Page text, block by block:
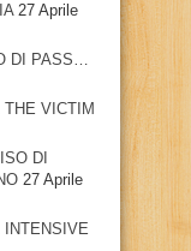
27 Aprile
DI PASS…
VICTIM
DI
27 Aprile
INTENSIVE